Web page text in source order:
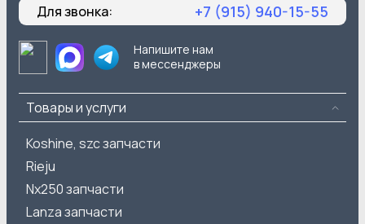
Для звонка: +7 (915) 940-15-55
Напишите нам
в мессенджеры
Товары и услуги
Koshine, szc запчасти
Rieju
Nx250 запчасти
Lanza запчасти